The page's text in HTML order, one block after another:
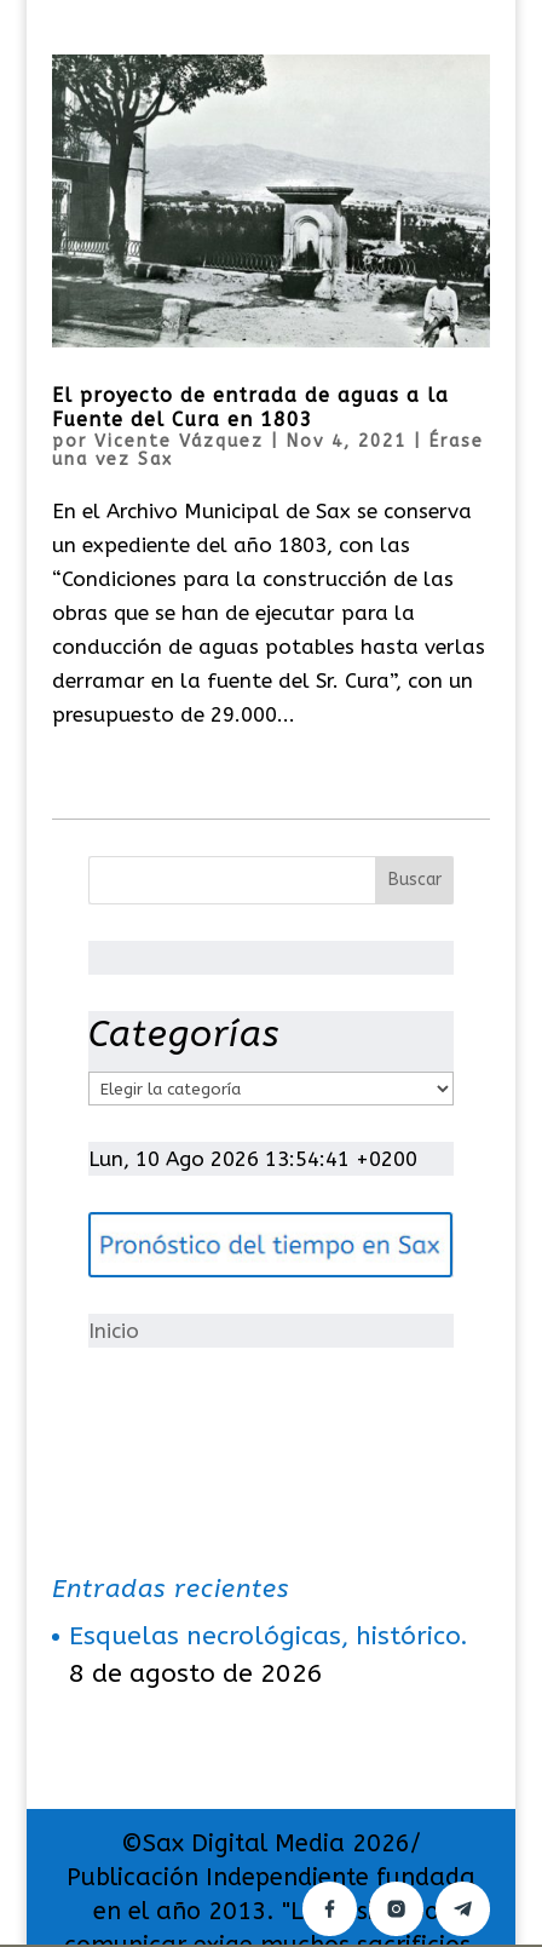
El proyecto de entrada de aguas a la
Fuente del Cura en 1803
por Vicente Vázquez Nov 4, 2021
Érase
una vez Sax
En el Archivo Municipal de Sax se conserva
un expediente del año 1803, con las
“Condiciones para la construcción de las
obras que se han de ejecutar para la
conducción de aguas potables hasta verlas
derramar en la fuente del Sr. Cura”, con un
presupuesto de 29.000...
Categorías
t
g
í
Lun, 10 Ago 2026 13:54:41 +0200
Inicio
Entradas recientes
Esquelas necrológicas, histórico.
8 de agosto de 2026
©Sax Digital Media 2026/
Publicación Independiente fundada
en el año 2013. "La pasión por